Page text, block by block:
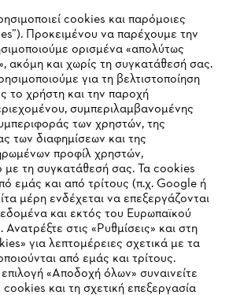
cookies και παρόμοιες
Προκειμένου να παρέχουμε την
ορισμένα «απολύτως
ακόμη και χωρίς τη συγκατάθεσή σας.
για τη βελτιστοποίηση
το χρήστη και την παροχή
συμπεριλαμβανομένης
των χρηστών, της
των διαφημίσεων και της
προφίλ χρηστών,
με τη συγκατάθεσή σας. Τα cookies
εμάς και από τρίτους (π.χ. Google ή
μέρη ενδέχεται να επεξεργάζονται
και εκτός του Ευρωπαϊκού
στις «Ρυθμίσεις» και στη
για λεπτομέρειες σχετικά με τα
από εμάς και τρίτους.
«Αποδοχή όλων» συναινείτε
και τη σχετική επεξεργασία